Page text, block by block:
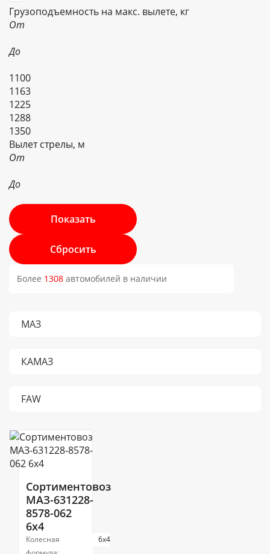
Грузоподъемность на макс. вылете, кг
От
До
1100
1163
1225
1288
1350
Вылет стрелы, м
От
До
Более 1308 автомобилей в наличии
МАЗ
КАМАЗ
FAW
Сортиментовоз
МАЗ-631228-
8578-062
6x4
Колесная
6х4